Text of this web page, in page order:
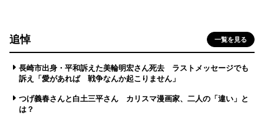
追悼 一覧を見る
長崎市出身・平和訴えた美輪明宏さん死去 ラストメッセージでも
訴え「愛があれば 戦争なんか起こりません」
つげ義春さんと白土三平さん カリスマ漫画家、二人の「違い」と
は？